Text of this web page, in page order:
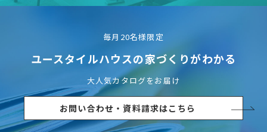
毎月20名様限定
ユースタイルハウスの家づくりがわかる
大人気カタログをお届け
お問い合わせ・資料請求はこちら